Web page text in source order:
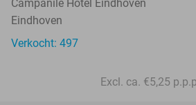
Campanile Hotel Eindhoven
Eindhoven
Verkocht: 497
Excl. ca. €5,25